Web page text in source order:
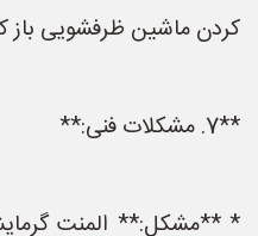
کردن ماشین ظرفشویی باز
**7. مشکلات فنی:**
* **مشکل:** المنت